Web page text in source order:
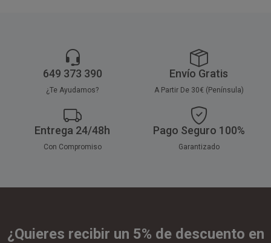
649 373 390
¿Te Ayudamos?
Envío Gratis
A Partir De 30€ (Península)
Entrega 24/48h
Con Compromiso
Pago Seguro 100%
Garantizado
¿Quieres recibir un 5% de descuento en